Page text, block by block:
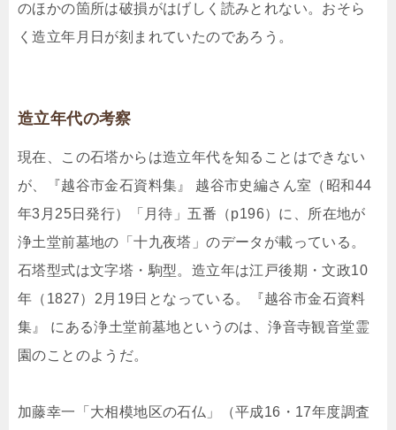
のほかの箇所は破損がはげしく読みとれない。おそら
く造立年月日が刻まれていたのであろう。
造立年代の考察
現在、この石塔からは造立年代を知ることはできない
が、『越谷市金石資料集』 越谷市史編さん室（昭和44
年3月25日発行）「月待」五番（p196）に、所在地が
浄土堂前墓地の「十九夜塔」のデータが載っている。
石塔型式は文字塔・駒型。造立年は江戸後期・文政10
年（1827）2月19日となっている。『越谷市金石資料
集』 にある浄土堂前墓地というのは、浄音寺観音堂霊
園のことのようだ。
加藤幸一「大相模地区の石仏」（平成16・17年度調査